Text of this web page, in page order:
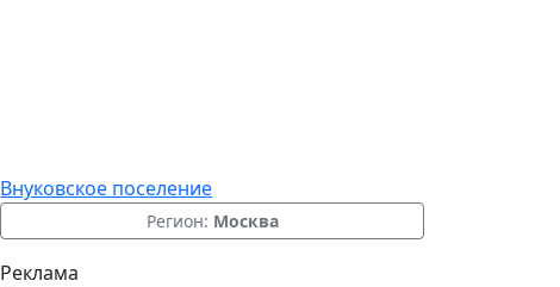
Внуковское поселение
Регион: Москва
Реклама